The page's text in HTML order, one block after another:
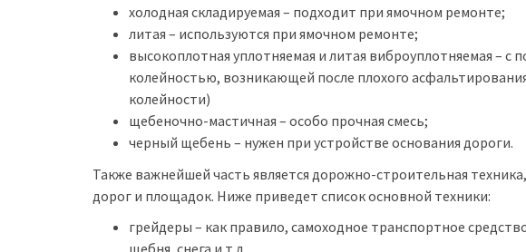
холодная складируемая – подходит при ямочном ремонте;
литая – используются при ямочном ремонте;
высокоплотная уплотняемая и литая виброуплотняемая – с
колейностью, возникающей после плохого
колейности)
щебеночно-мастичная – особо прочная смесь;
черный щебень – нужен при устройстве основания дороги.
Также важнейшей часть является дорожно-строительная
дорог и площадок. Ниже приведет список основной техники:
грейдеры – как правило, самоходное транспортное
щебня, снега и т.д.